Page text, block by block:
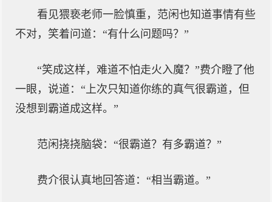
看见猥亵老师一脸慎重，范闲也知道事情有些
不对，笑着问道：“有什么问题吗？”
“笑成这样，难道不怕走火入魔？”费介瞪了他
一眼，说道：“上次只知道你练的真气很霸道，但
没想到霸道成这样。”
范闲挠挠脑袋：“很霸道？有多霸道？”
费介很认真地回答道：“相当霸道。”